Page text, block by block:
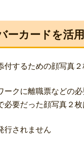
ーカードを活
付するための顔写真
ークに離職票などの
要だった顔写真２枚
行されません